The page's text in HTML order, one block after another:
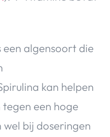
een algensoort die
kan helpen
een hoge
bij doseringen